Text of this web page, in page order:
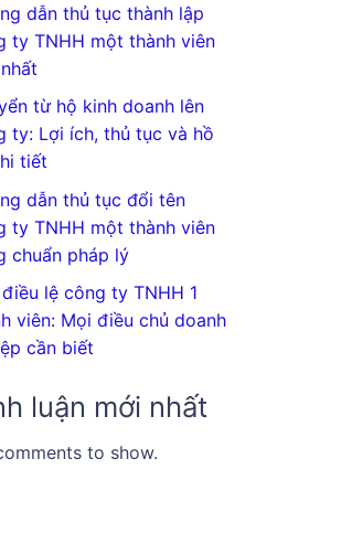
dẫn thủ tục thành lập
ty TNHH một thành viên
từ hộ kinh doanh lên
ty: Lợi ích, thủ tục và hồ
tiết
dẫn thủ tục đổi tên
ty TNHH một thành viên
chuẩn pháp lý
lệ công ty TNHH 1
viên: Mọi điều chủ doanh
cần biết
luận mới nhất
to show.